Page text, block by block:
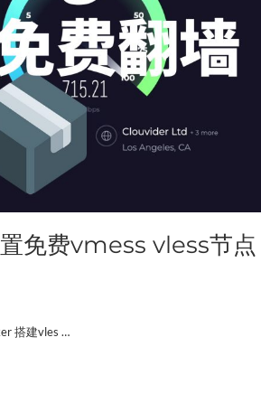
免费vmess vless节点
搭建vles …